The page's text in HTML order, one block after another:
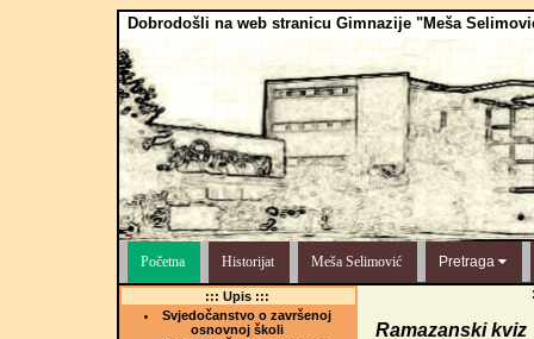
Dobrodošli na web stranicu Gimnazije "Meša
Početna Historijat Meša Selimović Pretraga
::: Upis :::
Svjedočanstvo o završenoj
osnovnoj školi
Ramazanski kviz